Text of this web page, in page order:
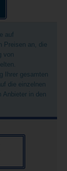
auf
Preisen an, die
von
Ihrer gesamten
die einzelnen
Anbieter in den